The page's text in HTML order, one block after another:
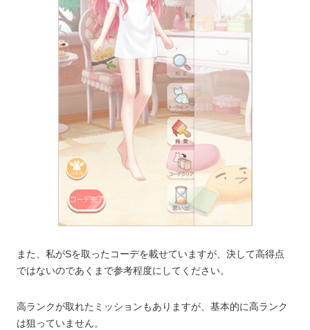
また、私がSを取ったコーデを載せていますが、決して高得点
ではないのであくまで参考程度にしてください。
高ランクが取れたミッションもありますが、基本的に高ランク
は狙っていません。